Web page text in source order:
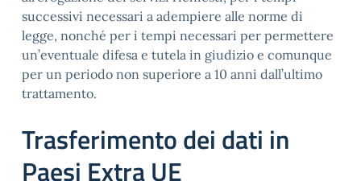
successivi necessari a adempiere alle norme di
legge, nonché per i tempi necessari per permettere
un’eventuale difesa e tutela in giudizio e comunque
per un periodo non superiore a 10 anni dall’ultimo
trattamento.
Trasferimento dei dati in
Paesi Extra UE